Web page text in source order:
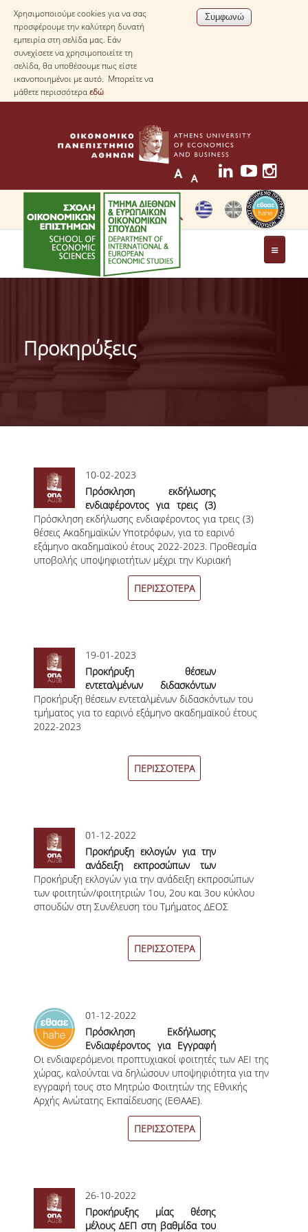
Χρησιμοποιούμε cookies για να σας
προσφέρουμε την καλύτερη δυνατή
εμπειρία στη σελίδα μας. Εάν
συνεχίσετε να χρησιμοποιείτε τη
σελίδα, θα υποθέσουμε πως είστε
ικανοποιημένοι με αυτό. Μπορείτε να
μάθετε περισσότεραεδώ
ΤΟ ΤΜΗΜΑ
ΓΕΝΙΚΕΣ ΠΛΗΡΟΦΟΡΙΕΣ
ΔΙΟΙΚΗΣΗ ΤΟΥ ΤΜΗΜΑΤΟΣ
TESTIMONIALS ΑΠΟΦΟΙΤΩΝ
ΑΝΘΡΩΠΙΝΟ ΔΥΝΑΜΙΚΟ
ΜΕΛΗ ΔΕΠ
ΕΠΙΤΙΜΟΙ ΔΙΔΑΚΤΟΡΕΣ / ΕΡΕΥΝΗΤΙΚΟΙ
ΕΝΤΕΤΑΛΜΕΝΟΙ ΔΙΔΑΣΚΟΝΤΕΣ
ΔΙΟΙΚΗΤΙΚΟ ΠΡΟΣΩΠΙΚΟ
ΕΡΓΑΣΤΗΡΙΑΚΟ ΠΡΟΣΩΠΙΚΟ
ΜΗΤΡΩΟ ΓΝΩΣΤΙΚΩΝ ΑΝΤΙΚΕΙΜΕΝΩΝ
ΤΜΗΜΑΤΟΣ
ΜΗΤΡΩΑ ΜΕΛΩΝ ΤΜΗΜΑΤΟΣ
ΟΙΚΟΝΟΜΙΚΑ ΜΕ ΔΙΕΘΝΗ ΔΙΑΣΤΑΣΗ
ΔΙΕΠΙΣΤΗΜΟΝΙΚΟΤΗΤΑ
ΣΥΝΕΙΣΦΟΡΑ ΚΑΘΗΓΗΤΩΝ
ΠΑΙΔΑΓΩΓΙΚΗ ΦΙΛΟΣΟΦΙΑ
ΤΕΧΝΟΛΟΓΙΚΗ ΕΝΣΩΜΑΤΩΣΗ
ΑΓΓΛΙΚΑ
ΙΣΟΤΗΤΑ ΦΥΛΩΝ
ΑΠΟΤΕΛΕΣΜΑΤΑ ΣΤΑΔΙΟΔΡΟΜΙΑΣ
ΠΡΟΓΡΑΜΜΑ ΣΠΟΥΔΩΝ
Προκηρύξεις
10-02-2023
Πρόσκληση εκδήλωσης
ενδιαφέροντος για τρεις (3)
θέσεις Ακαδημαϊκών
Υποτρόφων, για το εαρινό
εξάμηνο ακαδημαϊκού έτους
2022-2023
Πρόσκληση εκδήλωσης ενδιαφέροντος για τρεις (3)
θέσεις Ακαδημαϊκών Υποτρόφων, για το εαρινό
εξάμηνο ακαδημαϊκού έτους 2022-2023. Προθεσμία
υποβολής υποψηφιοτήτων μέχρι την Κυριακή
19 Φεβρουαρίου 2023.
ΠΕΡΙΣΣΟΤΕΡΑ
19-01-2023
Προκήρυξη θέσεων
εντεταλμένων διδασκόντων
του τμήματος για το εαρινό
εξάμηνο ακαδημαϊκού έτους
Προκήρυξη θέσεων εντεταλμένων διδασκόντων του
τμήματος για το εαρινό εξάμηνο ακαδημαϊκού έτους
2022-2023
ΠΕΡΙΣΣΟΤΕΡΑ
01-12-2022
Προκήρυξη εκλογών για την
ανάδειξη εκπροσώπων των
φοιτητών/φοιτητριών 1ου,
2ου και 3ου κύκλου σπουδών
στη Συνέλευση του Τμήματος
Προκήρυξη εκλογών για την ανάδειξη εκπροσώπων
των φοιτητών/φοιτητριών 1ου, 2ου και 3ου κύκλου
σπουδών στη Συνέλευση του Τμήματος ΔΕΟΣ
ΠΕΡΙΣΣΟΤΕΡΑ
01-12-2022
Πρόσκληση Εκδήλωσης
Ενδιαφέροντος για Εγγραφή
στο Μητρώο Φοιτητών της
ΕΘΑΑΕ
Οι ενδιαφερόμενοι προπτυχιακοί φοιτητές των ΑΕΙ της
χώρας, καλούνται να δηλώσουν υποψηφιότητα για την
εγγραφή τους στο Μητρώο Φοιτητών της Εθνικής
Αρχής Ανώτατης Εκπαίδευσης (ΕΘΑΑΕ).
ΠΕΡΙΣΣΟΤΕΡΑ
26-10-2022
Προκήρυξης μίας θέσης
μέλους ΔΕΠ στη βαθμίδα του
Σελίδες